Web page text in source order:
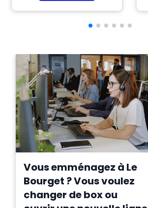
Vous emménagez à Le
Bourget ? Vous voulez
changer de box ou